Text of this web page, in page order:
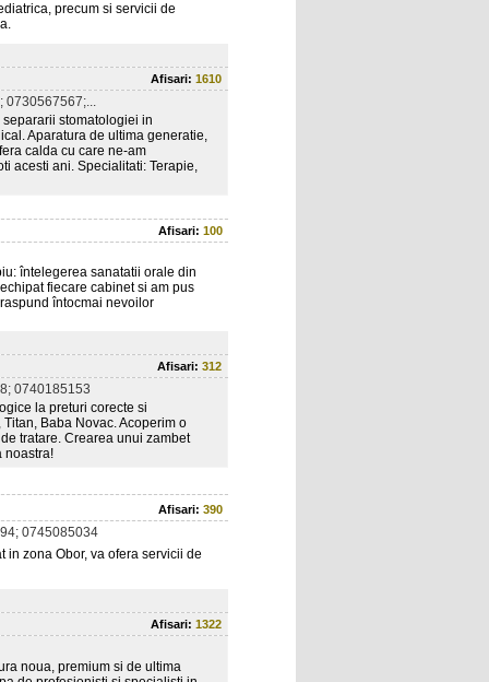
precum si servicii de
Afisari: 1610
0730567567;...
stomatologiei in
Aparatura de ultima generatie,
calda cu care ne-am
acesti ani. Specialitati: Terapie,
Afisari: 100
întelegerea sanatatii orale din
fiecare cabinet si am pus
întocmai nevoilor
Afisari: 312
0740185153
la preturi corecte si
Baba Novac. Acoperim o
tratare. Crearea unui zambet
noastra!
Afisari: 390
0745085034
in zona Obor, va ofera servicii de
Afisari: 1322
noua, premium si de ultima